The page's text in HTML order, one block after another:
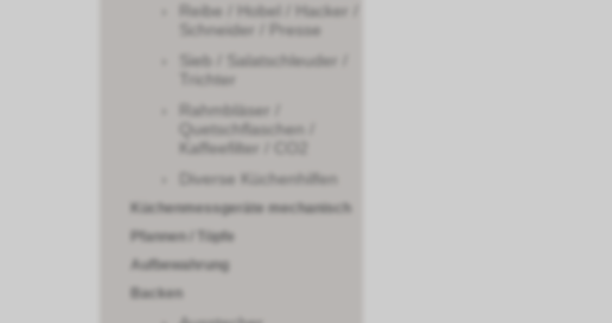
Reibe / Hobel / Hacker /
Schneider / Presse
Sieb / Salatschleuder /
Trichter
Rahmbläser /
Quetschflaschen /
Kaffeefilter / CO2
Diverse Küchenhilfen
Küchenmessgeräte mechanisch
Pfannen / Töpfe
Aufbewahrung
Backen